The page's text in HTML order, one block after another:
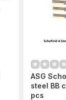
ASG
steel BB
pcs